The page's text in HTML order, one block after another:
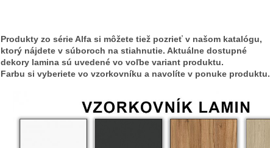
Produkty zo série Alfa si môžete tiež pozrieť v našom katalógu,
ktorý nájdete v súboroch na stiahnutie. Aktuálne dostupné
dekory lamina sú uvedené vo voľbe variant produktu.
Farbu si vyberiete vo vzorkovníku a navolíte v ponuke produktu.